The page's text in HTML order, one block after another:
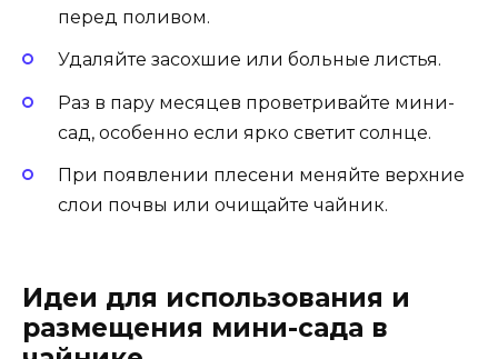
перед поливом.
Удаляйте засохшие или больные листья.
Раз в пару месяцев проветривайте мини-
сад, особенно если ярко светит солнце.
При появлении плесени меняйте верхние
слои почвы или очищайте чайник.
Идеи для использования и
размещения мини-сада в